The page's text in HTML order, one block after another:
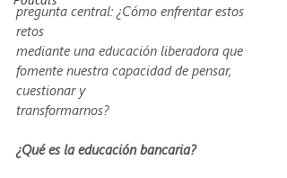
pregunta central: ¿Cómo enfrentar estos
retos
mediante una educación liberadora que
fomente nuestra capacidad de pensar,
cuestionar y
transformarnos?
¿Qué es la educación bancaria?